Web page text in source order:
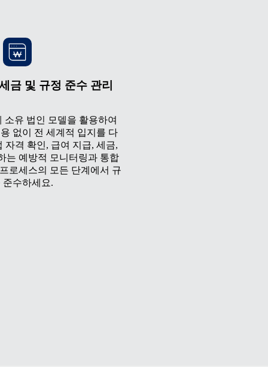
금 및 규정 준수 관리
소유 법인 모델을 활용하여
없이 전 세계적 입지를 다
자격 확인, 급여 지급, 세금,
는 예방적 모니터링과 통합
로세스의 모든 단계에서 규
준수하세요.